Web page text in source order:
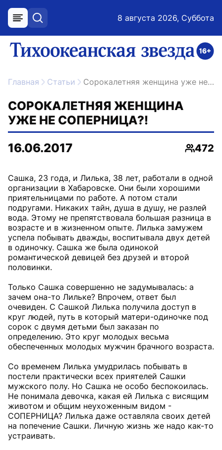
меню поиск 8 августа 2026, Суббота
ссылка на главную
Главная Статьи Сорокалетняя женщина уже не соперница?!
СОРОКАЛЕТНЯЯ ЖЕНЩИНА
УЖЕ НЕ СОПЕРНИЦА?!
16.06.2017
472
Сашка, 23 года, и Лилька, 38 лет, работали в одной
организации в Хабаровске. Они были хорошими
приятельницами по работе. А потом стали
подругами. Никаких тайн, душа в душу, не разлей
вода. Этому не препятствовала большая разница в
возрасте и в жизненном опыте. Лилька замужем
успела побывать дважды, воспитывала двух детей
в одиночку. Сашка же была одинокой
романтической девицей без друзей и второй
половинки.
Только Сашка совершенно не задумывалась: а
зачем она-то Лильке? Впрочем, ответ был
очевиден. С Сашкой Лилька получила доступ в
круг людей, путь в который матери-одиночке под
сорок с двумя детьми был заказан по
определению. Это круг молодых весьма
обеспеченных молодых мужчин брачного возраста.
Со временем Лилька умудрилась побывать в
постели практически всех приятелей Сашки
мужского полу. Но Сашка не особо беспокоилась.
Не понимала девочка, какая ей Лилька с висящим
животом и общим неухоженным видом -
СОПЕРНИЦА? Лилька даже оставляла своих детей
на попечение Сашки. Личную жизнь же надо как-то
устраивать.